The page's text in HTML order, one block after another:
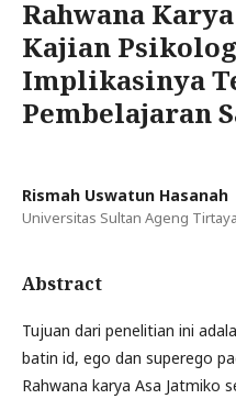
Rahwana
Kajian
Implikasinya
Pembelajaran
Rismah Uswatun Hasanah
Universitas Sultan Ageng
Abstract
Tujuan dari penelitian ini
batin id, ego dan superego
Rahwana karya Asa Jatmiko